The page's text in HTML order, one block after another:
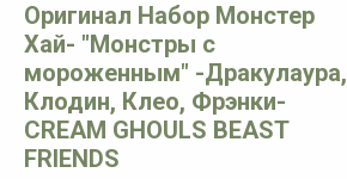
Оригинал Набор Монстер
Хай- "Монстры с
мороженным" -Дракулаура,
Клодин, Клео, Фрэнки-
CREAM GHOULS BEAST
FRIENDS